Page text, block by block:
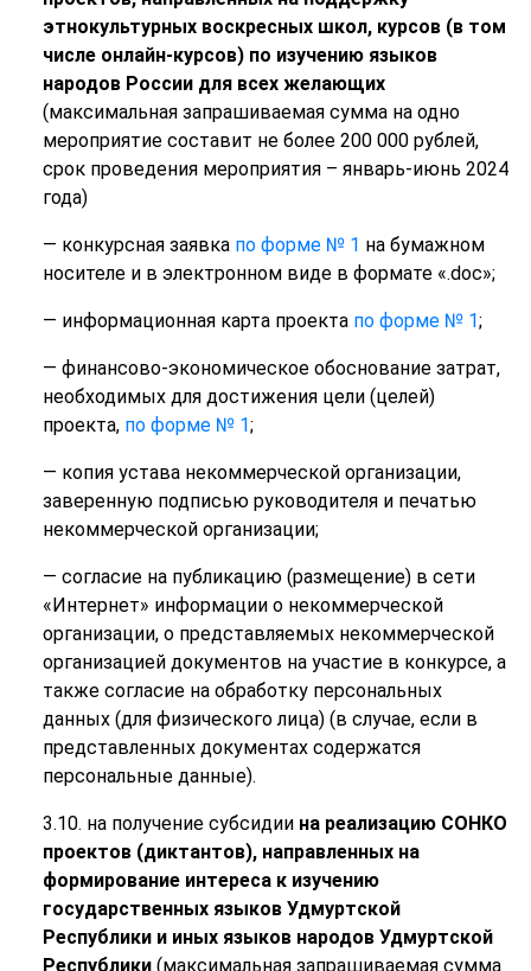
этнокультурных воскресных школ, курсов (в том
числе онлайн-курсов) по изучению языков
народов России для всех желающих
(максимальная запрашиваемая сумма на одно
мероприятие составит не более 200 000 рублей,
срок проведения мероприятия – январь-июнь 2024
года)
— конкурсная заявка по форме № 1 на бумажном
носителе и в электронном виде в формате «.doc»;
— информационная карта проектапо форме № 1;
— финансово-экономическое обоснование затрат,
необходимых для достижения цели (целей)
проекта, по форме № 1;
— копия устава некоммерческой организации,
заверенную подписью руководителя и печатью
некоммерческой организации;
— согласие на публикацию (размещение) в сети
«Интернет» информации о некоммерческой
организации, о представляемых некоммерческой
организацией документов на участие в конкурсе, а
также согласие на обработку персональных
данных (для физического лица) (в случае, если в
представленных документах содержатся
персональные данные).
3.10. на получение субсидии на реализацию СОНКО
проектов (диктантов), направленных на
формирование интереса к изучению
государственных языков Удмуртской
Республики и иных языков народов Удмуртской
Республики(максимальная запрашиваемая сумма